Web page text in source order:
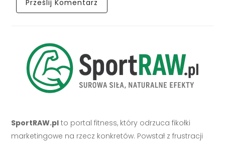
SportRAW.pl to portal fitness, który odrzuca fikołki
marketingowe na rzecz konkretów. Powstał z frustracji